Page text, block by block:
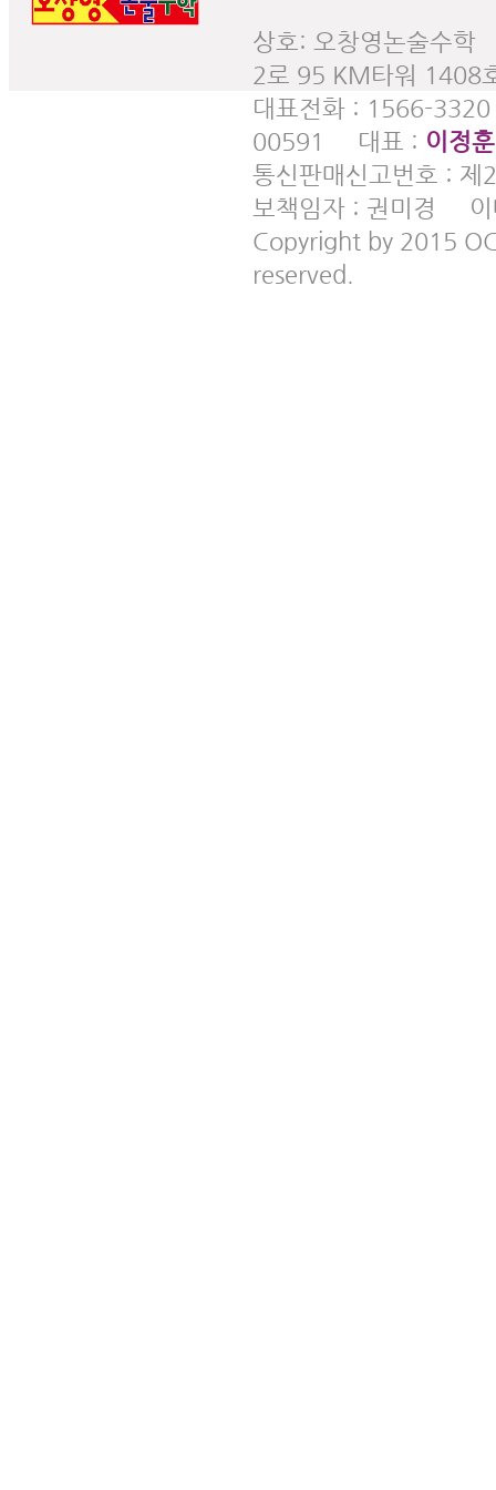
상호: 오창영논술수
2로 95 KM타워
대표전화 : 1566-
00591 대표 : 이정훈
통신판매신고번호 :
보책임자 : 권미경 이
Copyright by 2015
reserved.